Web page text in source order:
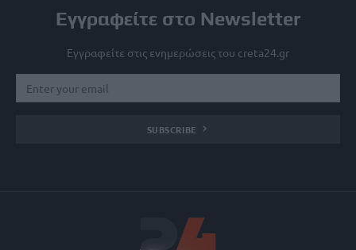
Εγγραφείτε στο Newsletter
Εγγραφείτε στις ενημερώσεις του creta24.gr
SUBSCRIBE